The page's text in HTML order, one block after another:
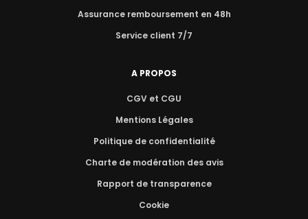
Assurance remboursement en 48h
Service client 7/7
A PROPOS
CGV et CGU
Mentions Légales
Politique de confidentialité
Charte de modération des avis
Rapport de transparence
Cookie